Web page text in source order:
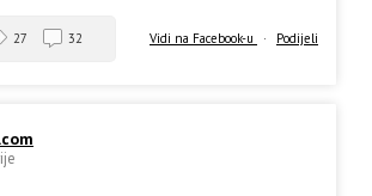
Vidi na Facebook-u · Podijeli
27 32